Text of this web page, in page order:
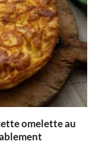
omelette au